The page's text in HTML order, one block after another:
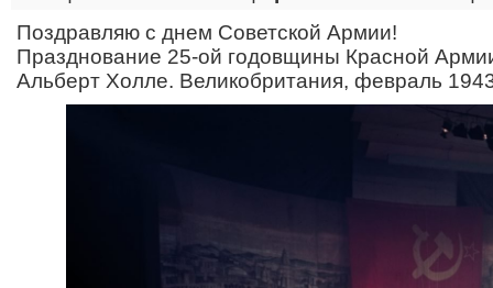
Поздравляю с днем Советской Армии!
Празднование 25-ой годовщины Красной
Альберт Холле. Великобритания, февраль